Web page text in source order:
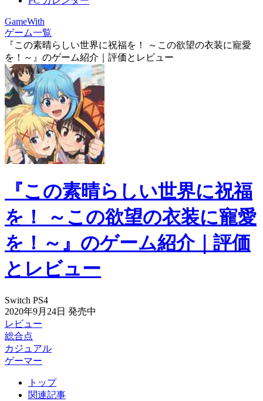
GameWith
ゲーム一覧
『この素晴らしい世界に祝福を！ ～この欲望の衣装に寵愛
を！～』のゲーム紹介｜評価とレビュー
『この素晴らしい世界に祝福
を！ ～この欲望の衣装に寵愛
を！～』のゲーム紹介｜評価
とレビュー
Switch PS4
2020年9月24日 発売中
レビュー
総合点
カジュアル
ゲーマー
トップ
関連記事